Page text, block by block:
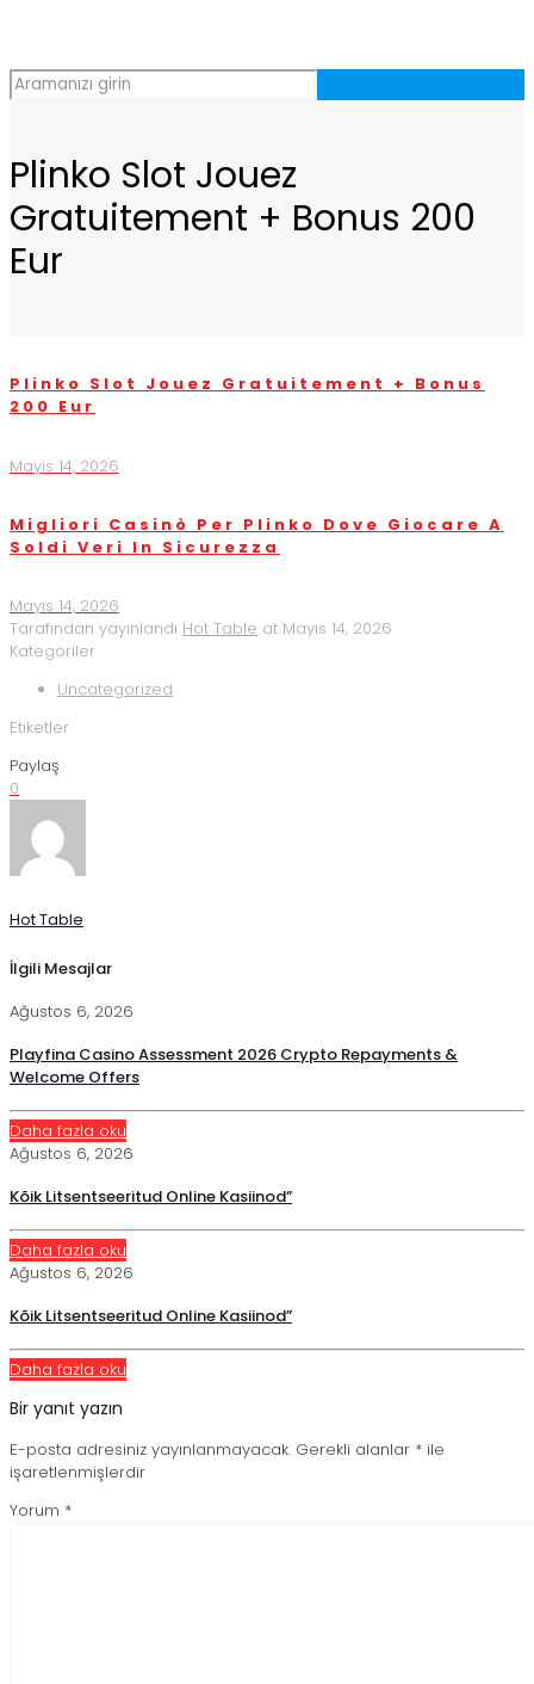
Plinko Slot Jouez
Gratuitement + Bonus 200
Eur
Plinko Slot Jouez Gratuitement + Bonus
200 Eur
Mayıs 14, 2026
Migliori Casinò Per Plinko Dove Giocare A
Soldi Veri In Sicurezza
Mayıs 14, 2026
Tarafından yayınlandı Hot Table at Mayıs 14, 2026
Kategoriler
Uncategorized
Etiketler
Paylaş
0
Hot Table
İlgili Mesajlar
Ağustos 6, 2026
Playfina Casino Assessment 2026 Crypto Repayments &
Welcome Offers
Daha fazla oku
Ağustos 6, 2026
Kõik Litsentseeritud Online Kasiinod”
Daha fazla oku
Ağustos 6, 2026
Kõik Litsentseeritud Online Kasiinod”
Daha fazla oku
Bir yanıt yazın
E-posta adresiniz yayınlanmayacak. Gerekli alanlar * ile
işaretlenmişlerdir
Yorum *